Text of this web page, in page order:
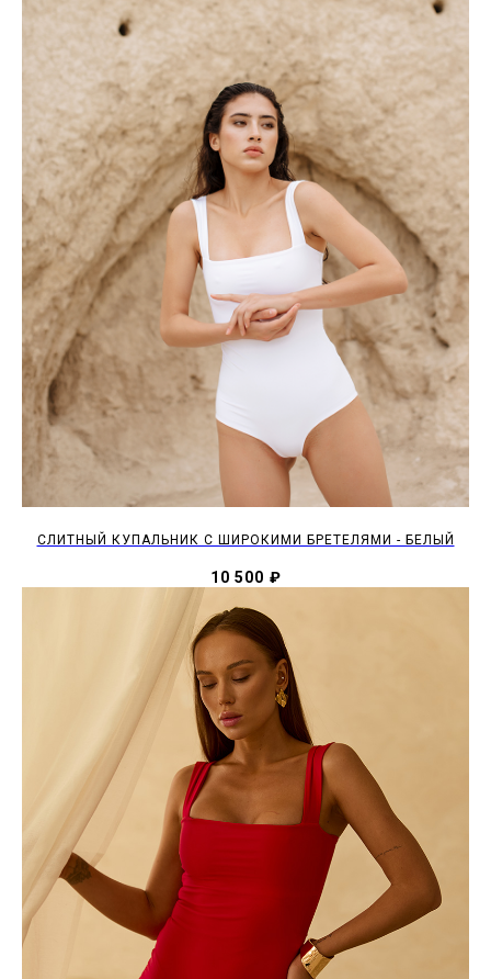
CЛИТНЫЙ КУПАЛЬНИК С ШИРОКИМИ БРЕТЕЛЯМИ - БЕЛЫЙ
10 500 ₽